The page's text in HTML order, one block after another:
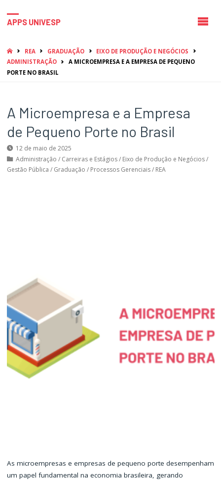
APPS UNIVESP
HOMEREA GRADUAÇÃO
EIXO DE PRODUÇÃO E NEGÓCIOS
ADMINISTRAÇÃO
A MICROEMPRESA E A EMPRESA DE PEQUENO
PORTE NO BRASIL
A Microempresa e a Empresa
de Pequeno Porte no Brasil
12 de maio de 2025
Administração / Carreiras e Estágios/ Eixo de Produção e Negócios/
Gestão Pública / Graduação / Processos Gerenciais/ REA
As microempresas e empresas de pequeno porte desempenham
um papel fundamental na economia brasileira, gerando